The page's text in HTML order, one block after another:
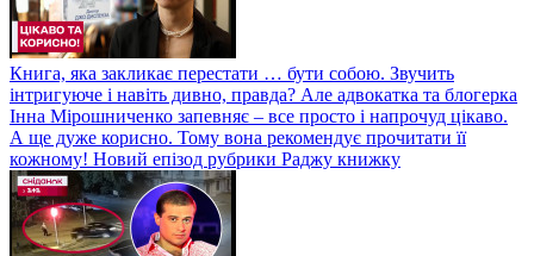
Книга, яка закликає перестати … бути собою. Звучить
інтригуюче і навіть дивно, правда? Але адвокатка та блогерка
Інна Мірошниченко запевняє – все просто і напрочуд цікаво.
А ще дуже корисно. Тому вона рекомендує прочитати її
кожному! Новий епізод рубрики Раджу книжку